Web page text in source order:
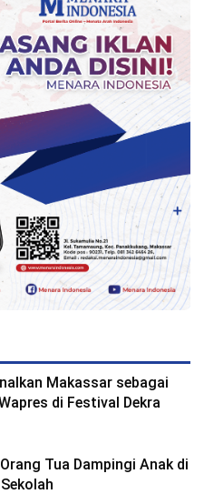
Makassar sebagai
di Festival Dekra
Tua Dampingi Anak di